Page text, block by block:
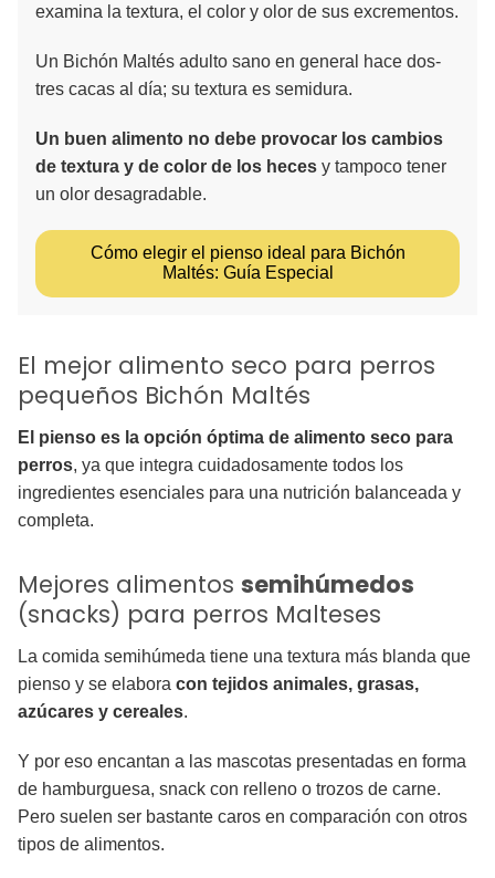
examina la textura, el color y olor de sus excrementos.
Un Bichón Maltés adulto sano en general hace dos-
tres cacas al día; su textura es semidura.
Un buen alimento no debe provocar los cambios
de textura y de color de los heces y tampoco tener
un olor desagradable.
Cómo elegir el pienso ideal para Bichón
Maltés: Guía Especial
El mejor alimento seco para perros
pequeños Bichón Maltés
El pienso es la opción óptima de alimento seco para
perros, ya que integra cuidadosamente todos los
ingredientes esenciales para una nutrición balanceada y
completa.
Mejores alimentos semihúmedos
(snacks) para perros Malteses
La comida semihúmeda tiene una textura más blanda que
pienso y se elabora con tejidos animales, grasas,
azúcares y cereales.
Y por eso encantan a las mascotas presentadas en forma
de hamburguesa, snack con relleno o trozos de carne.
Pero suelen ser bastante caros en comparación con otros
tipos de alimentos.